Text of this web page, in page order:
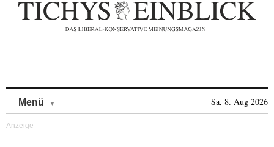
Menü Sa, 8. Aug 2026